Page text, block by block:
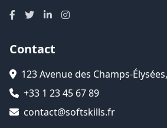
Contact
123 Avenue des Champs-
+33 1 23 45 67 89
contact@softskills.fr